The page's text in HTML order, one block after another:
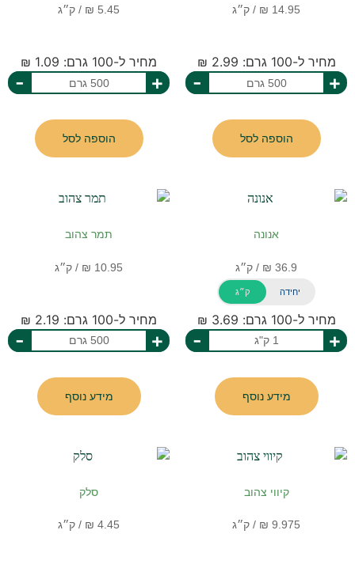
מחיר ל-100 גרם: 2.99 ₪
+
-
הוספה לסל
מחיר ל-100 גרם: 1.09 ₪
+
-
הוספה לסל
אנונה
ק״ג יחידה
מחיר ל-100 גרם: 3.69 ₪
+
-
מידע נוסף
תמר צהוב
מחיר ל-100 גרם: 2.19 ₪
+
-
מידע נוסף
קיווי צהוב סלק